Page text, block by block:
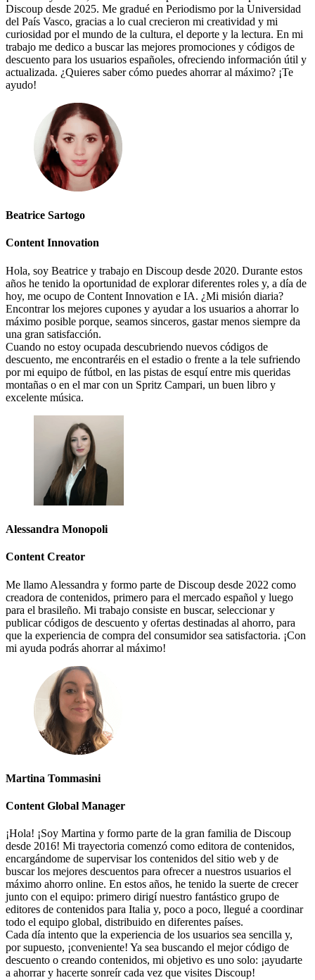
Discoup desde 2025. Me gradué en Periodismo por la Universidad
del País Vasco, gracias a lo cual crecieron mi creatividad y mi
curiosidad por el mundo de la cultura, el deporte y la lectura. En mi
trabajo me dedico a buscar las mejores promociones y códigos de
descuento para los usuarios españoles, ofreciendo información útil y
actualizada. ¿Quieres saber cómo puedes ahorrar al máximo? ¡Te
ayudo!
Beatrice Sartogo
Content Innovation
Hola, soy Beatrice y trabajo en Discoup desde 2020. Durante estos
años he tenido la oportunidad de explorar diferentes roles y, a día de
hoy, me ocupo de Content Innovation e IA. ¿Mi misión diaria?
Encontrar los mejores cupones y ayudar a los usuarios a ahorrar lo
máximo posible porque, seamos sinceros, gastar menos siempre da
una gran satisfacción.
Cuando no estoy ocupada descubriendo nuevos códigos de
descuento, me encontraréis en el estadio o frente a la tele sufriendo
por mi equipo de fútbol, en las pistas de esquí entre mis queridas
montañas o en el mar con un Spritz Campari, un buen libro y
excelente música.
Alessandra Monopoli
Content Creator
Me llamo Alessandra y formo parte de Discoup desde 2022 como
creadora de contenidos, primero para el mercado español y luego
para el brasileño. Mi trabajo consiste en buscar, seleccionar y
publicar códigos de descuento y ofertas destinadas al ahorro, para
que la experiencia de compra del consumidor sea satisfactoria. ¡Con
mi ayuda podrás ahorrar al máximo!
Martina Tommasini
Content Global Manager
¡Hola! ¡Soy Martina y formo parte de la gran familia de Discoup
desde 2016! Mi trayectoria comenzó como editora de contenidos,
encargándome de supervisar los contenidos del sitio web y de
buscar los mejores descuentos para ofrecer a nuestros usuarios el
máximo ahorro online. En estos años, he tenido la suerte de crecer
junto con el equipo: primero dirigí nuestro fantástico grupo de
editores de contenidos para Italia y, poco a poco, llegué a coordinar
todo el equipo global, distribuido en diferentes países.
Cada día intento que la experiencia de los usuarios sea sencilla y,
por supuesto, ¡conveniente! Ya sea buscando el mejor código de
descuento o creando contenidos, mi objetivo es uno solo: ¡ayudarte
a ahorrar y hacerte sonreír cada vez que visites Discoup!